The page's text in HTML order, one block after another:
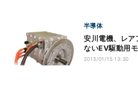
半導体
安川電機、レア
ないEV駆動用
2013/01/15 13:30